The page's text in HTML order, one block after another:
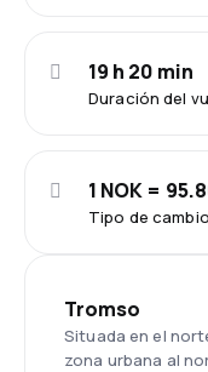
Duración del
19 h 20 min
Tipo de cambio
1 NOK =
Tromso
Situada en el
zona urbana al